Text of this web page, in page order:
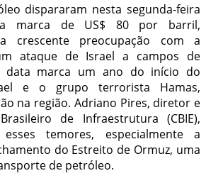
dispararam nesta segunda-feira
a marca de US$ 80 por barril,
crescente preocupação com a
ataque de Israel a campos de
data marca um ano do início do
e o grupo terrorista Hamas,
na região. Adriano Pires, diretor e
de Infraestrutura (CBIE),
temores, especialmente a
do Estreito de Ormuz, uma
de petróleo.